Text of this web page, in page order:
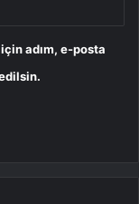
adım, e-posta